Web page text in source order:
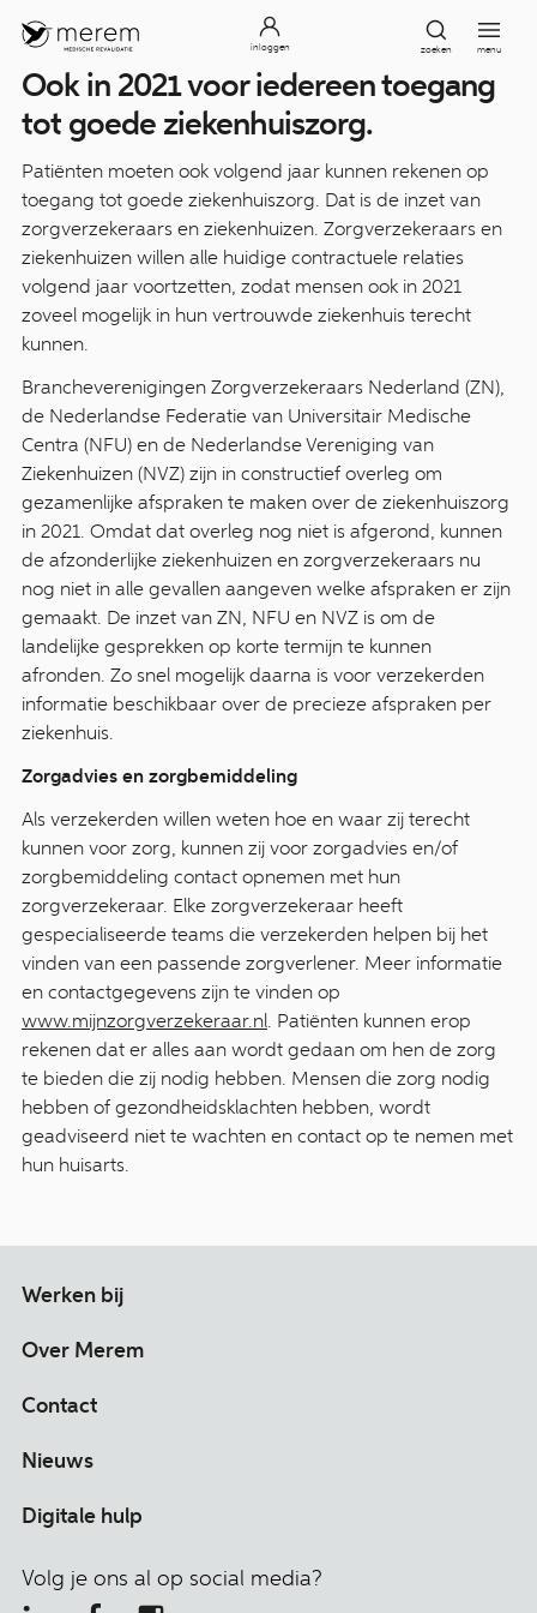
inloggen zoeken menu
Ook in 2021 voor iedereen toegang
tot goede ziekenhuiszorg.
Patiënten moeten ook volgend jaar kunnen rekenen op
toegang tot goede ziekenhuiszorg. Dat is de inzet van
zorgverzekeraars en ziekenhuizen. Zorgverzekeraars en
ziekenhuizen willen alle huidige contractuele relaties
volgend jaar voortzetten, zodat mensen ook in 2021
zoveel mogelijk in hun vertrouwde ziekenhuis terecht
kunnen.
Brancheverenigingen Zorgverzekeraars Nederland (ZN),
de Nederlandse Federatie van Universitair Medische
Centra (NFU) en de Nederlandse Vereniging van
Ziekenhuizen (NVZ) zijn in constructief overleg om
gezamenlijke afspraken te maken over de ziekenhuiszorg
in 2021. Omdat dat overleg nog niet is afgerond, kunnen
de afzonderlijke ziekenhuizen en zorgverzekeraars nu
nog niet in alle gevallen aangeven welke afspraken er zijn
gemaakt. De inzet van ZN, NFU en NVZ is om de
landelijke gesprekken op korte termijn te kunnen
afronden. Zo snel mogelijk daarna is voor verzekerden
informatie beschikbaar over de precieze afspraken per
ziekenhuis.
Zorgadvies en zorgbemiddeling
Als verzekerden willen weten hoe en waar zij terecht
kunnen voor zorg, kunnen zij voor zorgadvies en/of
zorgbemiddeling contact opnemen met hun
zorgverzekeraar. Elke zorgverzekeraar heeft
gespecialiseerde teams die verzekerden helpen bij het
vinden van een passende zorgverlener. Meer informatie
en contactgegevens zijn te vinden op
www.mijnzorgverzekeraar.nl. Patiënten kunnen erop
rekenen dat er alles aan wordt gedaan om hen de zorg
te bieden die zij nodig hebben. Mensen die zorg nodig
hebben of gezondheidsklachten hebben, wordt
geadviseerd niet te wachten en contact op te nemen met
hun huisarts.
Werken bij
Over Merem
Contact
Nieuws
Digitale hulp
Volg je ons al op social media?